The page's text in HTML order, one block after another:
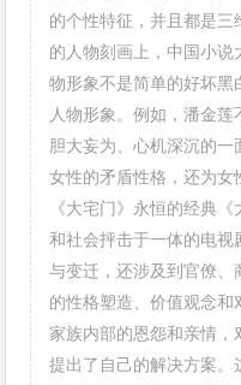
的个性特征，并且都是三
的人物刻画上，中国小说
物形象不是简单的好坏黑
人物形象。例如，潘金
胆大妄为、心机深沉的
女性的矛盾性格，还为女
《大宅门》永恒的经典
和社会抨击于一体的电视
与变迁，还涉及到官僚
的性格塑造、价值观念
家族内部的恩怨和亲情，
提出了自己的解决方案。